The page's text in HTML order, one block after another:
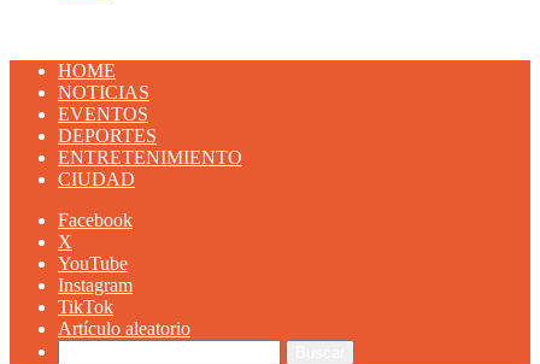
HOME
NOTICIAS
EVENTOS
DEPORTES
ENTRETENIMIENTO
CIUDAD
Facebook
X
YouTube
Instagram
TikTok
Artículo aleatorio